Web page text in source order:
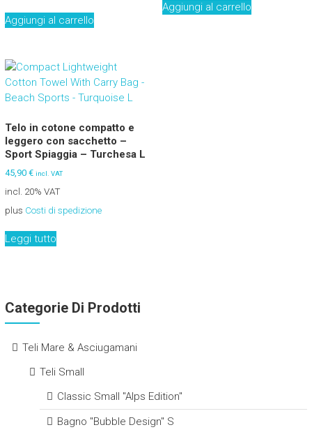
Aggiungi al carrello
Aggiungi al carrello
Telo in cotone compatto e
leggero con sacchetto –
Sport Spiaggia – Turchesa L
45,90 € incl. VAT
incl. 20% VAT
plus Costi di spedizione
Leggi tutto
Categorie Di Prodotti
Teli Mare & Asciugamani
Teli Small
Classic Small "Alps Edition"
Bagno "Bubble Design" S